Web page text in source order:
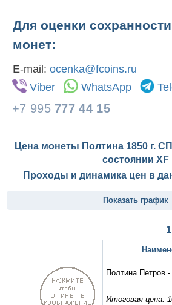
Для оценки
монет:
E-mail: ocenka@fcoins.ru
Viber
WhatsApp
+7 995 777 44 15
Цена монеты Полтина 1850 г.
состоянии XF
Проходы и динамика цен в
Показать график
1
Полтина Петров
Итоговая цена: